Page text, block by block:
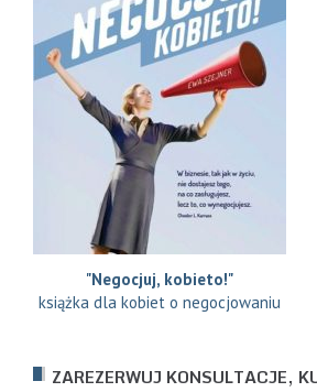
"Negocjuj, kobieto!"
książka dla kobiet o negocjowaniu
ZAREZERWUJ KONSULTACJE,